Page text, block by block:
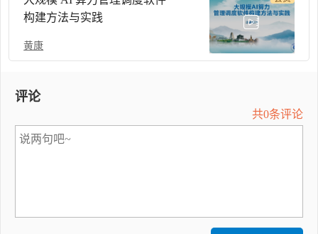
构建方法与实践
黄康
评论
共0条评论